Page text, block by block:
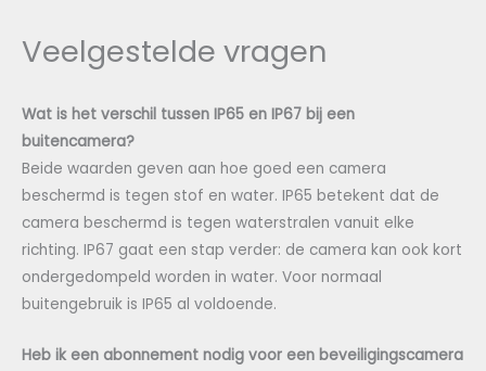
Veelgestelde vragen
Wat is het verschil tussen IP65 en IP67 bij een
buitencamera?
Beide waarden geven aan hoe goed een camera
beschermd is tegen stof en water. IP65 betekent dat de
camera beschermd is tegen waterstralen vanuit elke
richting. IP67 gaat een stap verder: de camera kan ook kort
ondergedompeld worden in water. Voor normaal
buitengebruik is IP65 al voldoende.
Heb ik een abonnement nodig voor een beveiligingscamera